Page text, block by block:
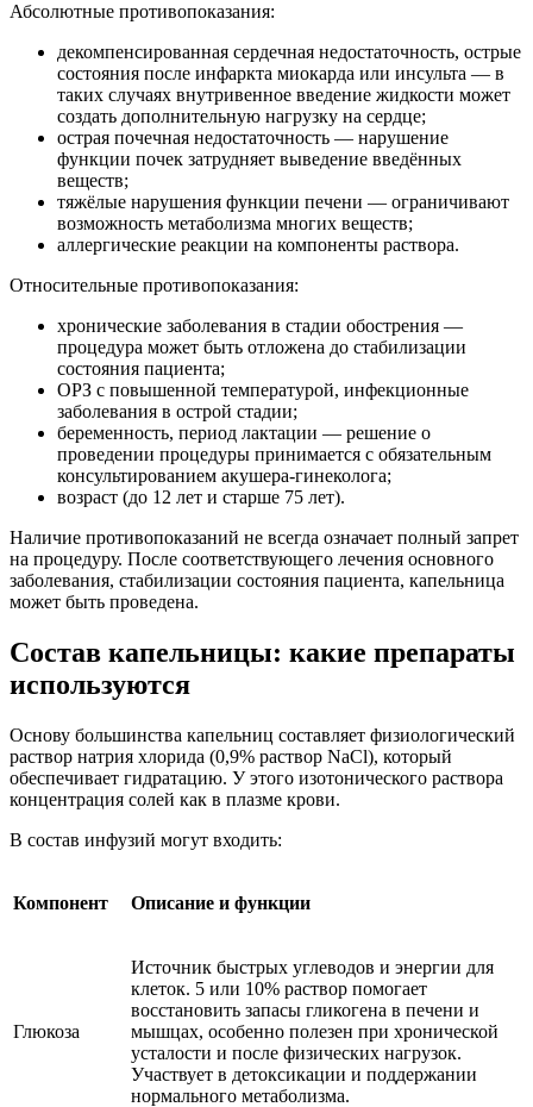
Абсолютные противопоказания:
декомпенсированная сердечная недостаточность, острые
состояния после инфаркта миокарда или инсульта — в
таких случаях внутривенное введение жидкости может
создать дополнительную нагрузку на сердце;
острая почечная недостаточность — нарушение
функции почек затрудняет выведение введённых
веществ;
тяжёлые нарушения функции печени — ограничивают
возможность метаболизма многих веществ;
аллергические реакции на компоненты раствора.
Относительные противопоказания:
хронические заболевания в стадии обострения —
процедура может быть отложена до стабилизации
состояния пациента;
ОРЗ с повышенной температурой, инфекционные
заболевания в острой стадии;
беременность, период лактации — решение о
проведении процедуры принимается с обязательным
консультированием акушера-гинеколога;
возраст (до 12 лет и старше 75 лет).
Наличие противопоказаний не всегда означает полный запрет
на процедуру. После соответствующего лечения основного
заболевания, стабилизации состояния пациента, капельница
может быть проведена.
Состав капельницы: какие препараты
используются
Основу большинства капельниц составляет физиологический
раствор натрия хлорида (0,9% раствор NaCl), который
обеспечивает гидратацию. У этого изотонического раствора
концентрация солей как в плазме крови.
В состав инфузий могут входить:
Компонент Описание и функции
Глюкоза
Источник быстрых углеводов и энергии для
клеток. 5 или 10% раствор помогает
восстановить запасы гликогена в печени и
мышцах, особенно полезен при хронической
усталости и после физических нагрузок.
Участвует в детоксикации и поддержании
нормального метаболизма.